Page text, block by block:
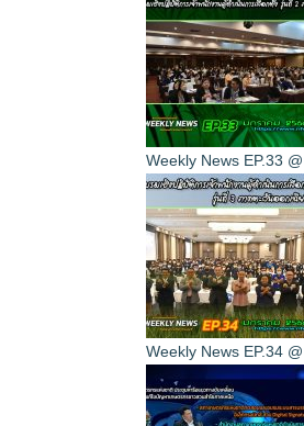
Weekly News EP.33
Weekly News EP.34